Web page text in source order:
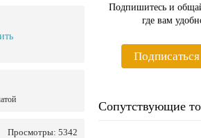
Подпишитесь и
где вам
Подписаться
Сопутствующие
Просмотры: 5342